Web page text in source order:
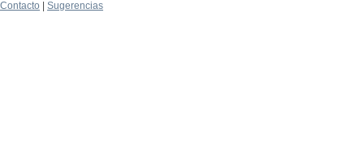
Contacto
Sugerencias